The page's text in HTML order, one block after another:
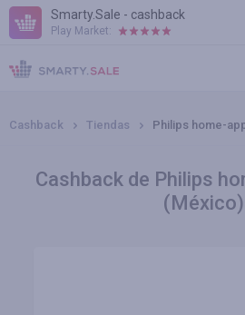
Smarty.Sale - cashback
Play Market:
AYUDA
TÉRMINOS DE USO
Cashback Tiendas Philips home-
Cashback de Philips
(México)